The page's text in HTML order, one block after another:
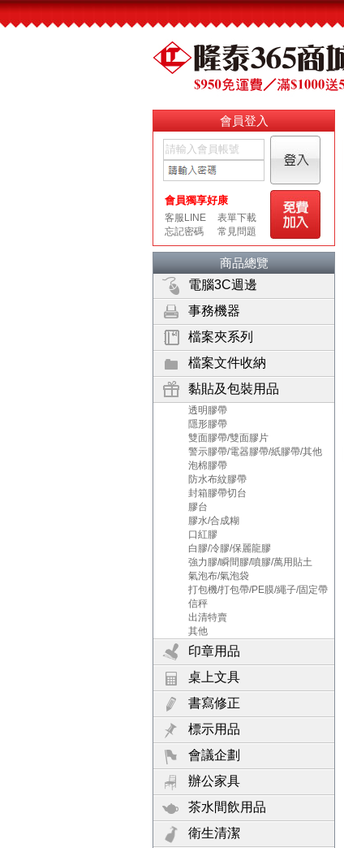
會員登入
商品總覽
電腦3C週邊
事務機器
檔案夾系列
檔案文件收納
黏貼及包裝用品
透明膠帶
隱形膠帶
雙面膠帶/雙面膠片
警示膠帶/電器膠帶/紙膠帶/其他
泡棉膠帶
防水布紋膠帶
封箱膠帶切台
膠台
膠水/合成糊
口紅膠
白膠/冷膠/保麗龍膠
強力膠/瞬間膠/噴膠/萬用貼土
氣泡布/氣泡袋
打包機/打包帶/PE膜/繩子/固定帶
信秤
出清特賣
其他
印章用品
桌上文具
書寫修正
標示用品
會議企劃
辦公家具
茶水間飲用品
衛生清潔